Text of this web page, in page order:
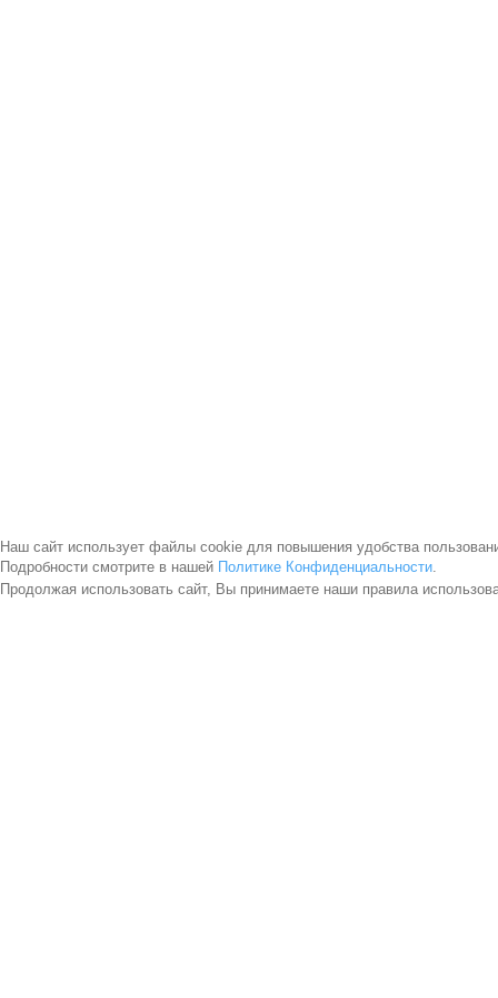
Наш сайт использует файлы cookie для повышения удобства
Подробности смотрите в нашей Политике Конфиденциальности.
Продолжая использовать сайт, Вы принимаете наши правила